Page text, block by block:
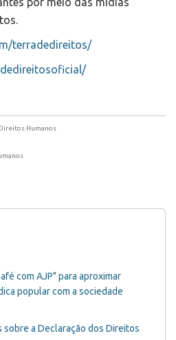
terradedireitos/
Humanos
com AJP" para aproximar
popular com a sociedade
a Declaração dos Direitos